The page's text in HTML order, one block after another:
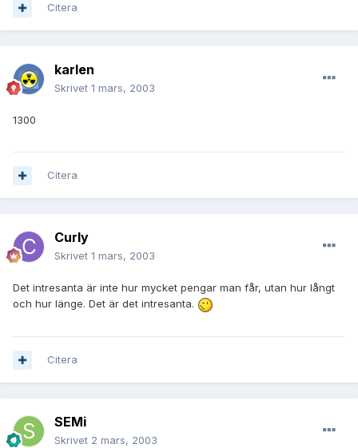
Citera
karlen
Skrivet 1 mars, 2003
1300
Citera
Curly
Skrivet 1 mars, 2003
Det intresanta är inte hur mycket pengar man får, utan hur långt
och hur länge. Det är det intresanta.
Citera
SEMi
Skrivet 2 mars, 2003